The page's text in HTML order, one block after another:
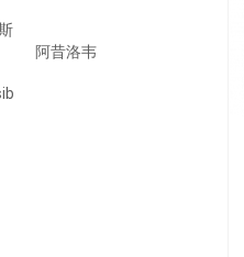
阿昔洛韦